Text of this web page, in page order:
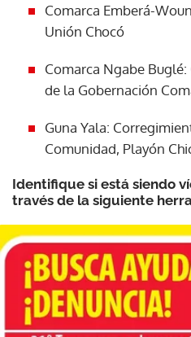
Comarca Emberá-
Unión Chocó
Comarca Ngabe
de la Gobernación
Guna Yala:
Comunidad, Playón
Identifique si está siendo
través de la siguiente